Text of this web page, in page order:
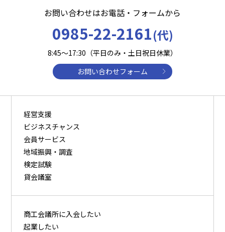
お問い合わせはお電話・フォームから
0985-22-2161(代)
8:45～17:30（平日のみ・土日祝日休業）
お問い合わせフォーム
経営支援
ビジネスチャンス
会員サービス
地域振興・調査
検定試験
貸会議室
商⼯会議所に⼊会したい
起業したい